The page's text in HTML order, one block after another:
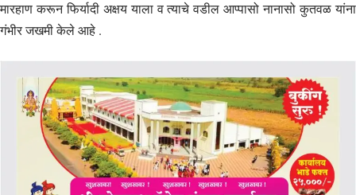
मारहाण करून फिर्यादी अक्षय याला व त्याचे वडील आप्पासो नानासो कुतवळ यांना
गंभीर जखमी केले आहे .